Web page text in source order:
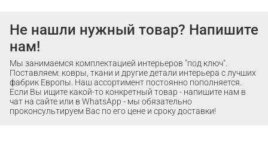
Не нашли нужный товар? Напишите
нам!
Мы занимаемся комплектацией интерьеров "под ключ".
Поставляем: ковры, ткани и другие детали интерьера с лучших
фабрик Европы. Наш ассортимент постоянно пополняется.
Если Вы ищите какой-то конкретный товар - напишите нам в
чат на сайте или в WhatsApp - мы обязательно
проконсультируем Вас по его цене и сроку доставки!